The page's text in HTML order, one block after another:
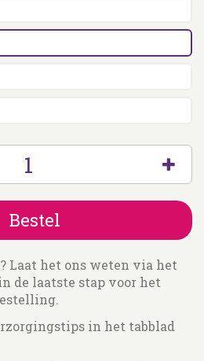
Laat het ons weten via het
de laatste stap voor het
in het tabblad